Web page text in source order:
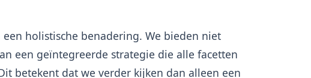
holistische benadering. We bieden niet
een geïntegreerde strategie die alle facetten
betekent dat we verder kijken dan alleen een